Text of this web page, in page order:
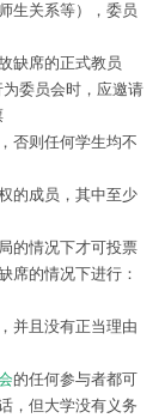
生关系等），委员
缺席的正式教员
委员会时，应邀请
否则任何学生均不
的成员，其中至少
的情况下才可投票
席的情况下进行：
并且没有正当理由
的任何参与者都可
，但大学没有义务